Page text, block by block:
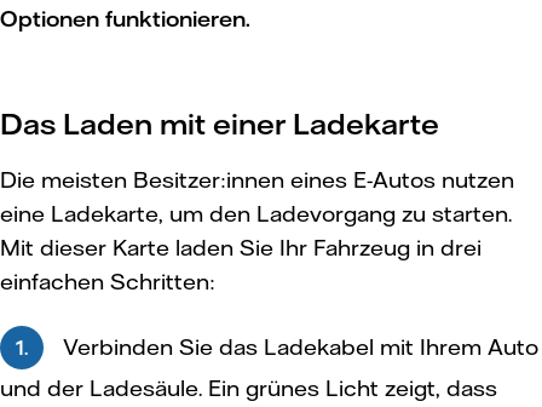
Optionen funktionieren.
Das Laden mit einer Ladekarte
Die meisten Besitzer:innen eines E-Autos nutzen
eine Ladekarte, um den Ladevorgang zu starten.
Mit dieser Karte laden Sie Ihr Fahrzeug in drei
einfachen Schritten:
1.
Verbinden Sie das Ladekabel mit Ihrem Auto
und der Ladesäule. Ein grünes Licht zeigt, dass